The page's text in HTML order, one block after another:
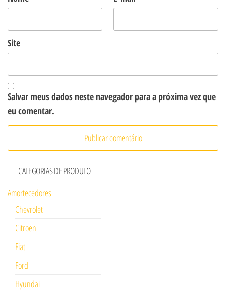
Site
Salvar meus dados neste navegador para a próxima vez que
eu comentar.
CATEGORIAS DE PRODUTO
Amortecedores
Chevrolet
Citroen
Fiat
Ford
Hyundai